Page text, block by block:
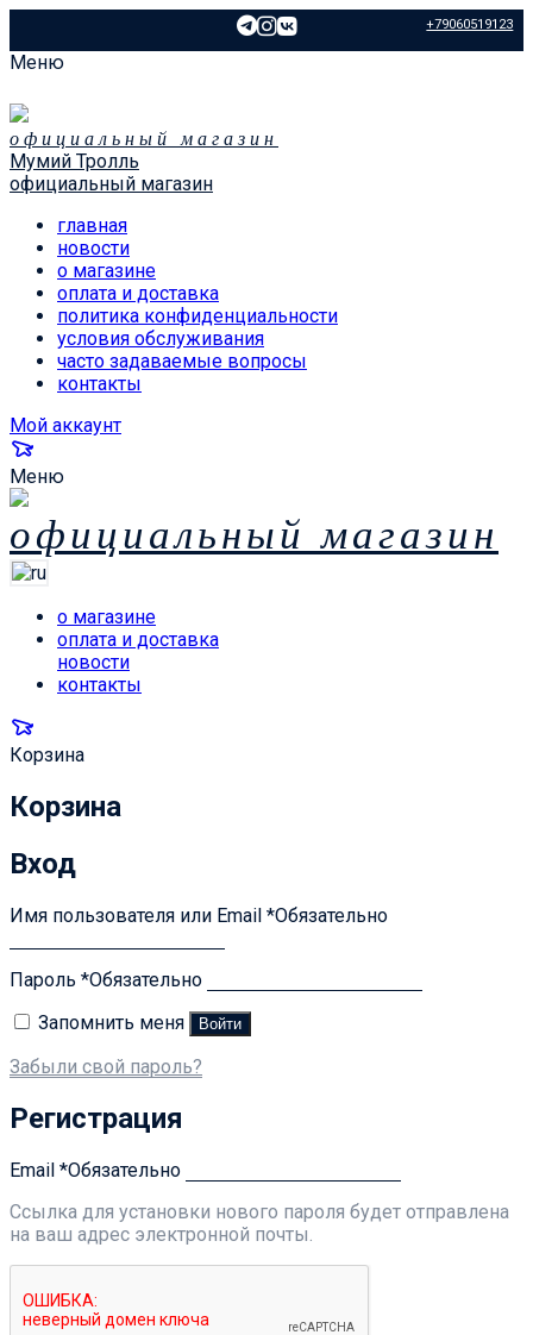
+79060519123
Меню
официальный магазин
Мумий Тролль
официальный магазин
главная
новости
о магазине
оплата и доставка
политика конфиденциальности
условия обслуживания
часто задаваемые вопросы
контакты
Мой аккаунт
Меню
официальный магазин
о магазине
оплата и доставка
новости
контакты
Корзина
Корзина
Вход
Имя пользователя или Email *Обязательно
Пароль *Обязательно
Запомнить меня
Войти
Забыли свой пароль?
Регистрация
Email *Обязательно
Ссылка для установки нового пароля будет отправлена ​​
на ваш адрес электронной почты.